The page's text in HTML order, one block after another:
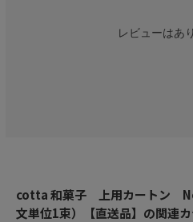
レビューはあ
cotta 和菓子 上用カートン
文単位1束）【直送品】の関連カ